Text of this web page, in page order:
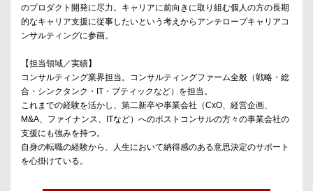
のプロダクト開発に尽力。キャリアに前向きに取り組む個人の方の長期
的なキャリア支援に従事したいという考えからアンテロープキャリアコ
ンサルティングに参画。
【担当領域／実績】
コンサルティング業界担当。コンサルティングファーム全般（戦略・総
合・シンクタンク・IT・ブティックなど）を担当。
これまでの経験を活かし、第二新卒や事業会社（CxO、経営企画、
M&A、ファイナンス、ITなど）へのポストコンサルの方々の事業会社の
支援にも強みを持つ。
自身の転職の経験から、人生において納得感のある意思決定のサポート
を心掛けている。